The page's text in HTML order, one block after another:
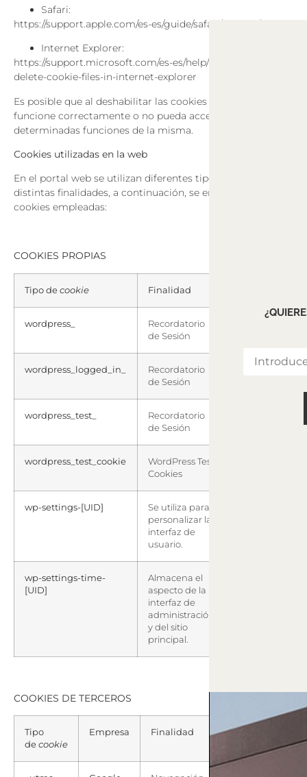
Safari:
https://support.apple.com/es-es/guide/safari/sfri11471/mac
Internet Explorer:
https://support.microsoft.com/es-es/help/278835/how-to-
delete-cookie-files-in-internet-explorer
Es posible que al deshabilitar las cookies la página web no
funcione correctamente o no pueda acceder a
determinadas funciones de la misma.
Cookies utilizadas en la web
En el portal web se utilizan diferentes tipos de cookies con
distintas finalidades, a continuación, se enumeran las
cookies empleadas:
COOKIES PROPIAS
Tipo de cookie Finalidad
wordpress_
Recordatorio
de Sesión
wordpress_logged_in_
Recordatorio
de Sesión
wordpress_test_
Recordatorio
de Sesión
wordpress_test_cookie
WordPress Test
Cookies
wp-settings-[UID]
Se utiliza para
personalizar la
interfaz de
usuario.
wp-settings-time-
[UID]
Almacena el
aspecto de la
interfaz de
administración
y del sitio
principal.
COOKIES DE TERCEROS
Tipo
de cookie
Empresa Finalidad Más Información